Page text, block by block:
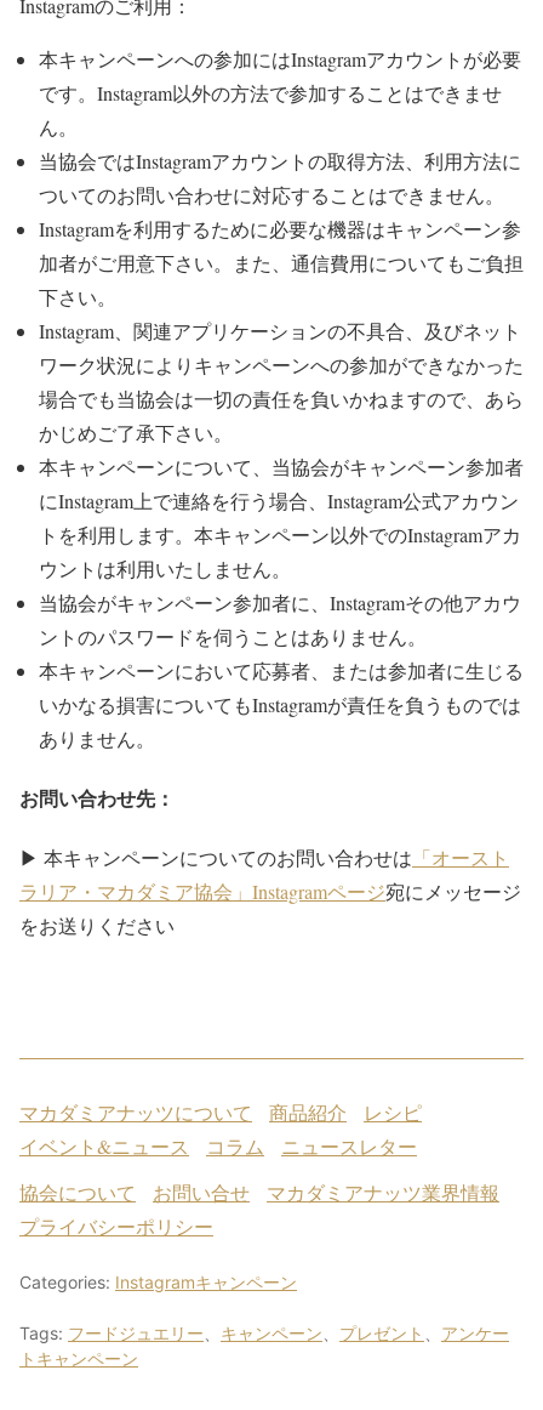
Instagramのご利用：
本キャンペーンへの参加にはInstagramアカウントが必要
です。Instagram以外の方法で参加することはできませ
ん。
当協会ではInstagramアカウントの取得方法、利用方法に
ついてのお問い合わせに対応することはできません。
Instagramを利用するために必要な機器はキャンペーン参
加者がご用意下さい。また、通信費用についてもご負担
下さい。
Instagram、関連アプリケーションの不具合、及びネット
ワーク状況によりキャンペーンへの参加ができなかった
場合でも当協会は一切の責任を負いかねますので、あら
かじめご了承下さい。
本キャンペーンについて、当協会がキャンペーン参加者
にInstagram上で連絡を行う場合、Instagram公式アカウン
トを利用します。本キャンペーン以外でのInstagramアカ
ウントは利用いたしません。
当協会がキャンペーン参加者に、Instagramその他アカウ
ントのパスワードを伺うことはありません。
本キャンペーンにおいて応募者、または参加者に生じる
いかなる損害についてもInstagramが責任を負うものでは
ありません。
お問い合わせ先：
▶ 本キャンペーンについてのお問い合わせは 「オースト
ラリア・マカダミア協会」Instagramページ宛にメッセージ
をお送りください
マカダミアナッツについて 商品紹介
レシピ
イベント&ニュース
コラム
ニュースレター
協会について
お問い合せ
マカダミアナッツ業界情報
プライバシーポリシー
Categories: Instagramキャンペーン
Tags: フードジュエリー、 キャンペーン、 プレゼント 、 アンケー
トキャンペーン